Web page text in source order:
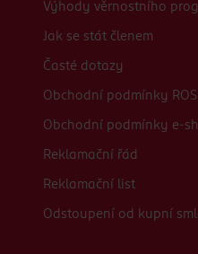
Výhody věrnostního
Jak se stát členem
Časté dotazy
Obchodní podmínky
Obchodní podmínky e-
Reklamační řád
Reklamační list
Odstoupení od kupní